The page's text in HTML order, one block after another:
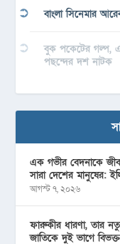
বাংলা সিনেমার
বুক পকেটের গল্প,
পছন্দের দশ নাটক
এক গভীর বেদনাকে
সারা দেশের মানুষের:
আগস্ট ৭, ২০২৬
ফারুকীর ধারণা, তার
জাতিকে দুই ভাগে